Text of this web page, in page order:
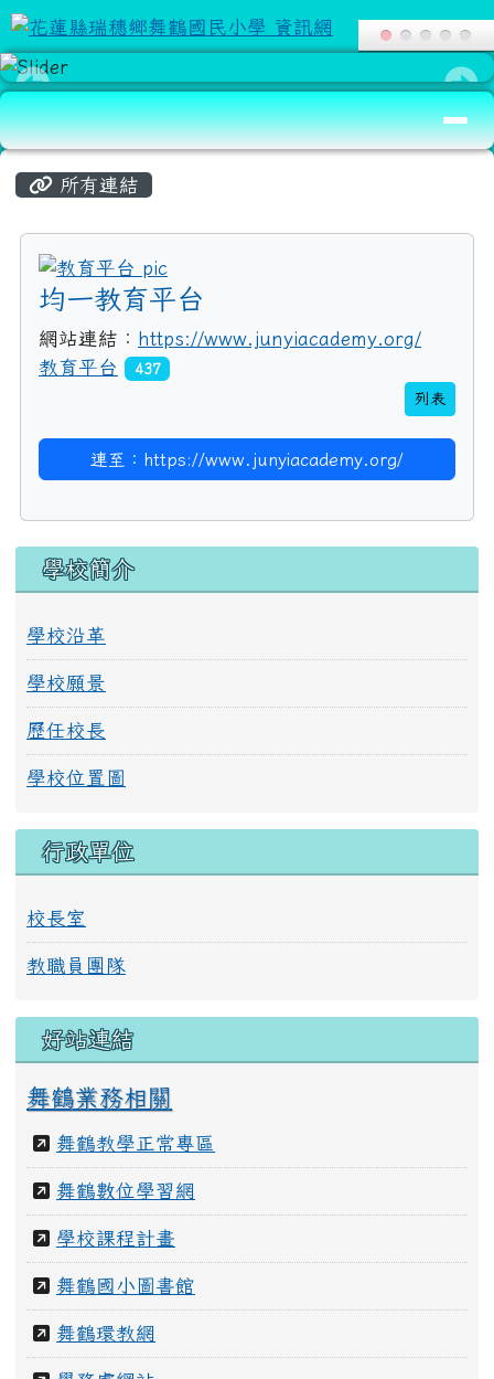
導覽列
均一教育平台
https://www.junyiacademy.org/
連至：https://www.junyiacademy.org/
左邊區域內容
學校簡介
學校沿革
學校願景
歷任校長
學校位置圖
行政單位
校長室
教職員團隊
好站連結
舞鶴業務相關
舞鶴教學正常專區
舞鶴數位學習網
學校課程計畫
舞鶴國小圖書館